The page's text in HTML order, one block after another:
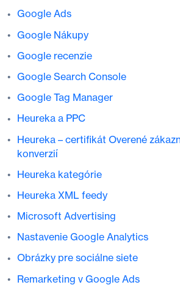
Google Ads
Google Nákupy
Google recenzie
Google Search Console
Google Tag Manager
Heureka a PPC
Heureka – certifikát Overené
konverzií
Heureka kategórie
Heureka XML feedy
Microsoft Advertising
Nastavenie Google Analytics
Obrázky pre sociálne siete
Remarketing v Google Ads